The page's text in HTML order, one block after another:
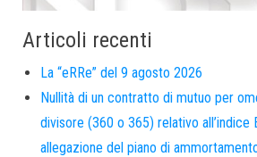
Articoli recenti
La “eRRe” del 9 agosto 2026
Nullità di un contratto di mutuo per
divisore (360 o 365) relativo all’indice
allegazione del piano di